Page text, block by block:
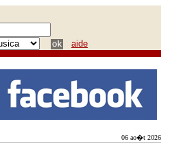
aide
06 ao�t 2026